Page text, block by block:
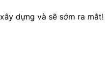
dựng và sẽ sớm ra mắt!